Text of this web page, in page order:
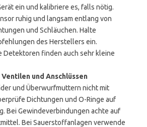
ein und kalibriere es, falls nötig.
ruhig und langsam entlang von
und Schläuchen. Halte
des Herstellers ein.
Detektoren finden auch sehr kleine
und Anschlüssen
und Überwurfmuttern nicht mit
Dichtungen und O-Ringe auf
Bei Gewindeverbindungen achte auf
Bei Sauerstoffanlagen verwende